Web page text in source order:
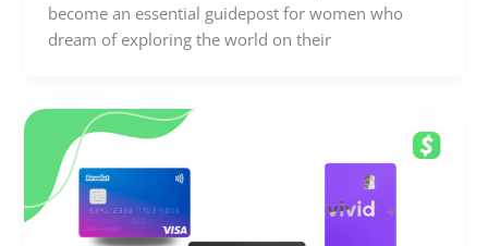
become an essential guidepost for women who
dream of exploring the world on their